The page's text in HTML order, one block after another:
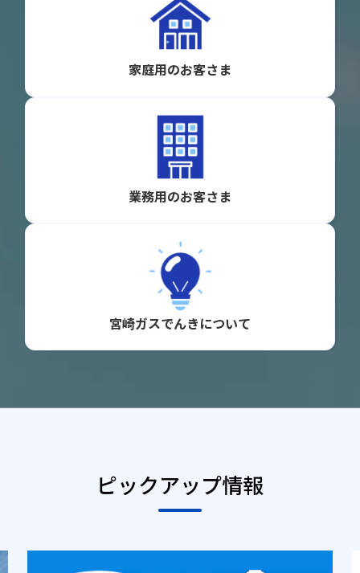
家庭用のお客さま
業務用のお客さま
宮崎ガスでんきについて
ピックアップ情報